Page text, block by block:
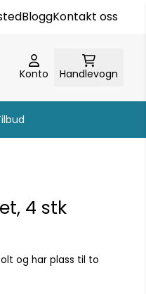
BloggKontakt oss
Konto Handlevogn
4 stk
og har plass til to